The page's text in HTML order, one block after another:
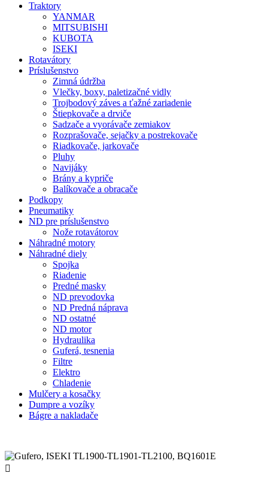
Traktory
YANMAR
MITSUBISHI
KUBOTA
ISEKI
Rotavátory
Príslušenstvo
Zimná údržba
Vlečky, boxy, paletizačné vidly
Trojbodový záves a ťažné zariadenie
Štiepkovače a drviče
Sadzače a vyorávače zemiakov
Rozprašovače, sejačky a postrekovače
Riadkovače, jarkovače
Pluhy
Navijáky
Brány a kypriče
Balíkovače a obracače
Podkopy
Pneumatiky
ND pre príslušenstvo
Nože rotavátorov
Náhradné motory
Náhradné diely
Spojka
Riadenie
Predné masky
ND prevodovka
ND Predná náprava
ND ostatné
ND motor
Hydraulika
Guferá, tesnenia
Filtre
Elektro
Chladenie
Mulčery a kosačky
Dumpre a vozíky
Bágre a nakladače
